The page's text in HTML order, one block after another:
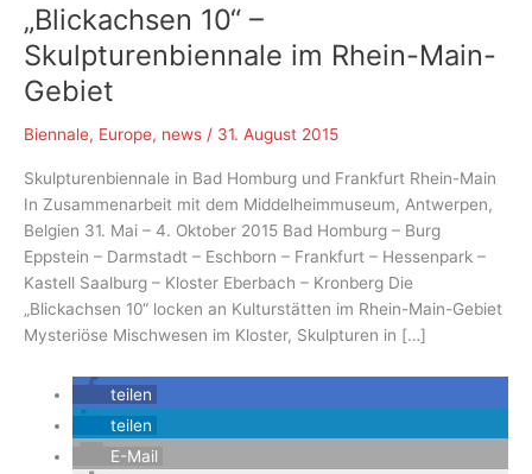
„Blickachsen 10“ –
Skulpturenbiennale im Rhein-Main-
Gebiet
Biennale, Europe, news / 31. August 2015
Skulpturenbiennale in Bad Homburg und Frankfurt Rhein-Main
In Zusammenarbeit mit dem Middelheimmuseum, Antwerpen,
Belgien 31. Mai – 4. Oktober 2015 Bad Homburg – Burg
Eppstein – Darmstadt – Eschborn – Frankfurt – Hessenpark –
Kastell Saalburg – Kloster Eberbach – Kronberg Die
„Blickachsen 10“ locken an Kulturstätten im Rhein-Main-Gebiet
Mysteriöse Mischwesen im Kloster, Skulpturen in […]
teilen
teilen
E-Mail